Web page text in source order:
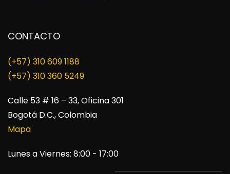
CONTACTO
(+57) 310 609 1188
​(+57) 310 360 5249
Calle 53 # 16 – 33, Oficina 301
Bogotá D.C., Colombia
Mapa
Lunes a Viernes: 8:00 - 17:00